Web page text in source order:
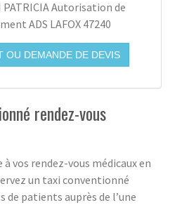
PATRICIA Autorisation de
ADS LAFOX 47240
OU DEMANDE DE DEVIS
rendez-vous
à vos rendez-vous médicaux en
un taxi conventionné
patients auprès de l’une